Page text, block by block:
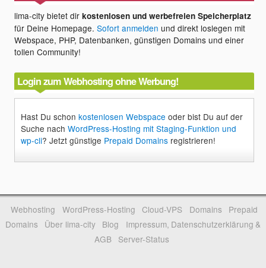
lima-city bietet dirkostenlosen und werbefreien Speicherplatz
für Deine Homepage.Sofort anmelden und direkt loslegen mit
Webspace, PHP, Datenbanken, günstigen Domains und einer
tollen Community!
Login zum Webhosting ohne Werbung!
Hast Du schonkostenlosen Webspace oder bist Du auf der
Suche nachWordPress-Hosting mit Staging-Funktion und
wp-cli? Jetzt günstige Prepaid Domains registrieren!
Webhosting WordPress-Hosting Cloud-VPS Domains
Prepaid
Domains
Über lima-city Blog
Impressum, Datenschutzerklärung &
AGB
Server-Status